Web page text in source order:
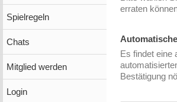
Spielregeln
Chats
Mitglied werden
Login
erraten
Es findet eine
Bestätigung